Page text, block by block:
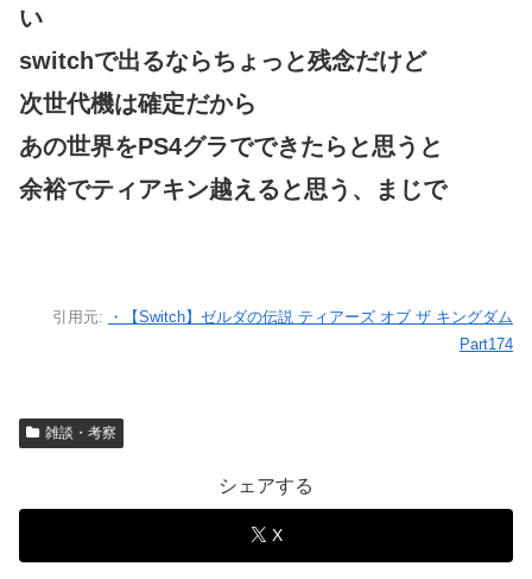
い
switchで出るならちょっと残念だけど
次世代機は確定だから
あの世界をPS4グラでできたらと思うと
余裕でティアキン越えると思う、まじで
引用元:
・【Switch】ゼルダの伝説 ティアーズ オブ ザ キングダム
Part174
雑談・考察
シェアする
X